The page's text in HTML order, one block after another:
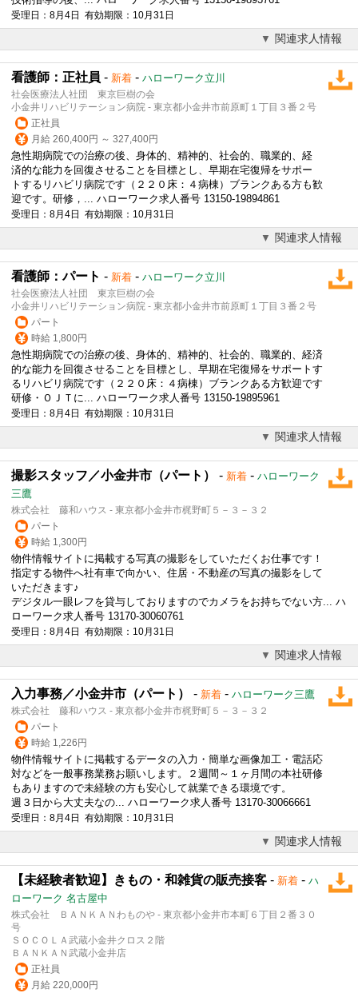
受理日：8月4日 有効期限：10月31日
関連求人情報
看護師：正社員 - 新着 - ハローワーク立川
社会医療法人社団 東京巨樹の会
小金井リハビリテーション病院 - 東京都小金井市前原町１丁目３番２号
正社員
月給 260,400円 ～ 327,400円
急性期病院での治療の後、身体的、精神的、社会的、職業的、経
済的な能力を回復させることを目標とし、早期在宅復帰をサポー
トするリハビリ病院です（２２０床：４病棟）ブランクある方も歓
迎です。研修，... ハローワーク求人番号 13150-19894861
受理日：8月4日 有効期限：10月31日
関連求人情報
看護師：パート - 新着 - ハローワーク立川
社会医療法人社団 東京巨樹の会
小金井リハビリテーション病院 - 東京都小金井市前原町１丁目３番２号
パート
時給 1,800円
急性期病院での治療の後、身体的、精神的、社会的、職業的、経済
的な能力を回復させることを目標とし、早期在宅復帰をサポートす
るリハビリ病院です（２２０床：４病棟）ブランクある方歓迎です
研修・ＯＪＴに... ハローワーク求人番号 13150-19895961
受理日：8月4日 有効期限：10月31日
関連求人情報
撮影スタッフ／小金井市（パート） - 新着 - ハローワーク
三鷹
株式会社 藤和ハウス - 東京都小金井市梶野町５－３－３２
パート
時給 1,300円
物件情報サイトに掲載する写真の撮影をしていただくお仕事です！
指定する物件へ社有車で向かい、住居・不動産の写真の撮影をして
いただきます♪
デジタル一眼レフを貸与しておりますのでカメラをお持ちでない方... ハ
ローワーク求人番号 13170-30060761
受理日：8月4日 有効期限：10月31日
関連求人情報
入力事務／小金井市（パート） - 新着 - ハローワーク三鷹
株式会社 藤和ハウス - 東京都小金井市梶野町５－３－３２
パート
時給 1,226円
物件情報サイトに掲載するデータの入力・簡単な画像加工・電話応
対などを一般事務業務お願いします。２週間～１ヶ月間の本社研修
もありますので未経験の方も安心して就業できる環境です。
週３日から大丈夫なの... ハローワーク求人番号 13170-30066661
受理日：8月4日 有効期限：10月31日
関連求人情報
【未経験者歓迎】きもの・和雑貨の販売接客 - 新着 - ハ
ローワーク 名古屋中
株式会社 ＢＡＮＫＡＮわものや - 東京都小金井市本町６丁目２番３０
号
ＳＯＣＯＬＡ武蔵小金井クロス２階
ＢＡＮＫＡＮ武蔵小金井店
正社員
月給 220,000円